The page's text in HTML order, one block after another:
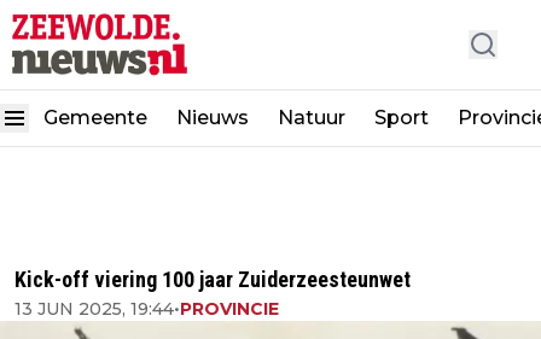
Gemeente Nieuws Natuur Sport
Kick-off viering 100 jaar Zuiderzeesteunwet
13 JUN 2025, 19:44•PROVINCIE